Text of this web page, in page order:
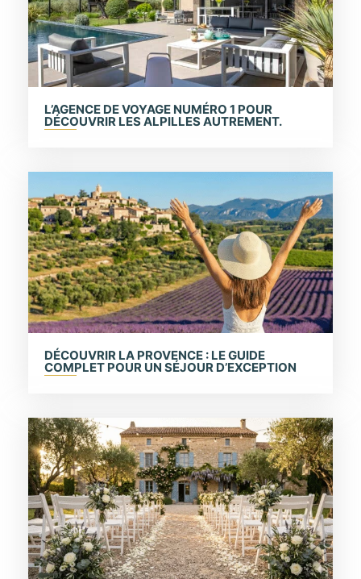
L’AGENCE DE VOYAGE NUMÉRO 1 POUR
DÉCOUVRIR LES ALPILLES AUTREMENT.
DÉCOUVRIR LA PROVENCE : LE GUIDE
COMPLET POUR UN SÉJOUR D’EXCEPTION